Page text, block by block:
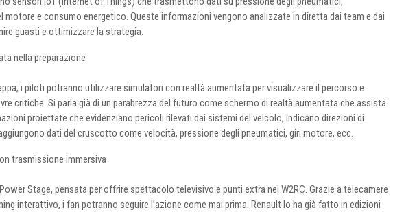
motore e consumo energetico. Queste informazioni vengono analizzate in diretta dai team e dai
guasti e ottimizzare la strategia.
nella preparazione
i piloti potranno utilizzare simulatori con realtà aumentata per visualizzare il percorso e
critiche. Si parla già di un parabrezza del futuro come schermo di realtà aumentata che assista
proiettate che evidenziano pericoli rilevati dai sistemi del veicolo, indicano direzioni di
dati del cruscotto come velocità, pressione degli pneumatici, giri motore, ecc.
trasmissione immersiva
Stage, pensata per offrire spettacolo televisivo e punti extra nel W2RC. Grazie a telecamere
interattivo, i fan potranno seguire l’azione come mai prima. Renault lo ha già fatto in edizioni